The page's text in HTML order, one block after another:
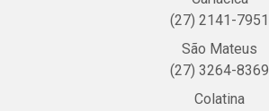
(27) 2141-7951
São Mateus
(27) 3264-8369
Colatina